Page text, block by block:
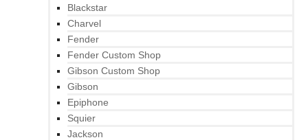
Blackstar
Charvel
Fender
Fender Custom Shop
Gibson Custom Shop
Gibson
Epiphone
Squier
Jackson